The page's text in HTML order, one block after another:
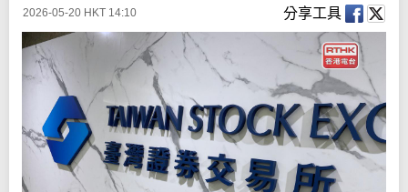
2026-05-20 HKT 14:10 分享工具